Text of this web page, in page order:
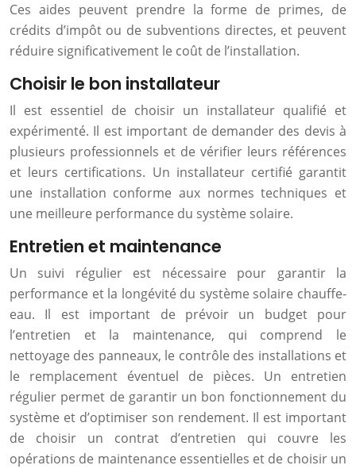
Ces aides peuvent prendre la forme de primes, de
crédits d’impôt ou de subventions directes, et peuvent
réduire significativement le coût de l’installation.
Choisir le bon installateur
Il est essentiel de choisir un installateur qualifié et
expérimenté. Il est important de demander des devis à
plusieurs professionnels et de vérifier leurs références
et leurs certifications. Un installateur certifié garantit
une installation conforme aux normes techniques et
une meilleure performance du système solaire.
Entretien et maintenance
Un suivi régulier est nécessaire pour garantir la
performance et la longévité du système solaire chauffe-
eau. Il est important de prévoir un budget pour
l’entretien et la maintenance, qui comprend le
nettoyage des panneaux, le contrôle des installations et
le remplacement éventuel de pièces. Un entretien
régulier permet de garantir un bon fonctionnement du
système et d’optimiser son rendement. Il est important
de choisir un contrat d’entretien qui couvre les
opérations de maintenance essentielles et de choisir un